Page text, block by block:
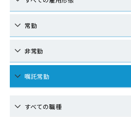
常勤
非常勤
嘱託常勤
すべての職種